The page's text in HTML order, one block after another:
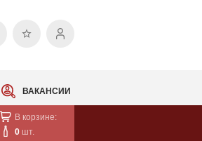
ВАКАНСИИ
В корзине:
0 шт.